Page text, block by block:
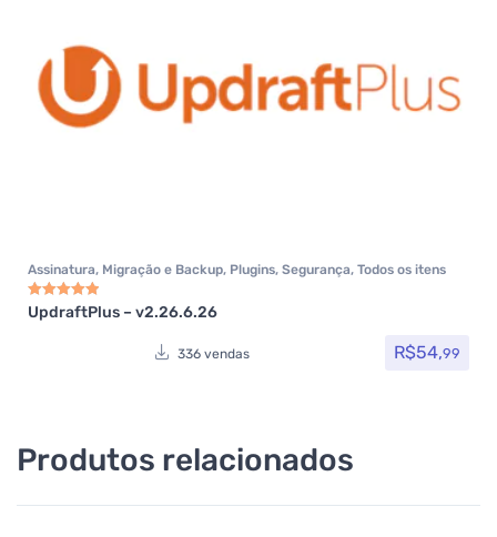
Assinatura, Migração e Backup, Plugins, Segurança, Todos os itens
Avaliação
UpdraftPlus – v2.26.6.26
336 vendas R$54,99
Produtos relacionados